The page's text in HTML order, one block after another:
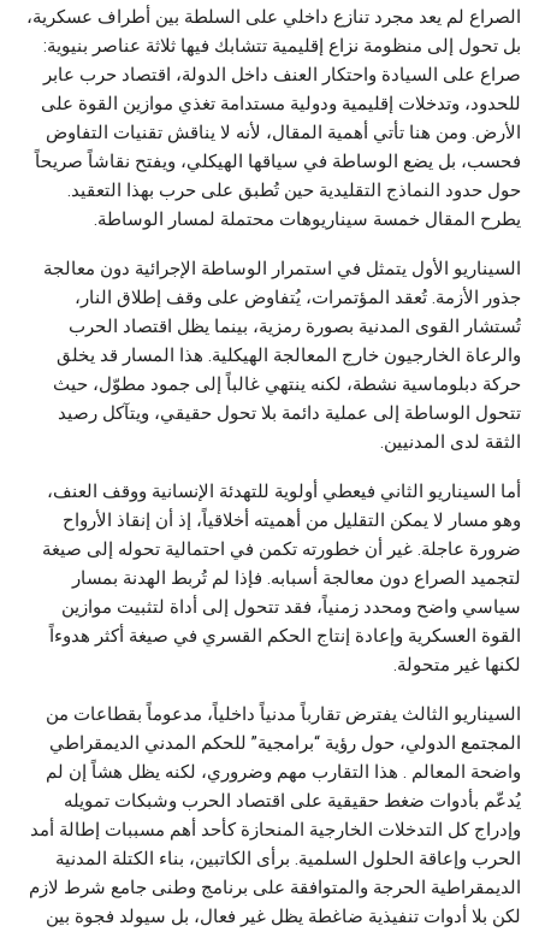
الصراع لم يعد مجرد تنازع داخلي على السلطة بين أطراف عسكرية،
بل تحول إلى منظومة نزاع إقليمية تتشابك فيها ثلاثة عناصر بنيوية:
صراع على السيادة واحتكار العنف داخل الدولة، اقتصاد حرب عابر
للحدود، وتدخلات إقليمية ودولية مستدامة تغذي موازين القوة على
الأرض. ومن هنا تأتي أهمية المقال، لأنه لا يناقش تقنيات التفاوض
فحسب، بل يضع الوساطة في سياقها الهيكلي، ويفتح نقاشاً صريحاً
حول حدود النماذج التقليدية حين تُطبق على حرب بهذا التعقيد.
يطرح المقال خمسة سيناريوهات محتملة لمسار الوساطة.
السيناريو الأول يتمثل في استمرار الوساطة الإجرائية دون معالجة
جذور الأزمة. تُعقد المؤتمرات، يُتفاوض على وقف إطلاق النار،
تُستشار القوى المدنية بصورة رمزية، بينما يظل اقتصاد الحرب
والرعاة الخارجيون خارج المعالجة الهيكلية. هذا المسار قد يخلق
حركة دبلوماسية نشطة، لكنه ينتهي غالباً إلى جمود مطوّل، حيث
تتحول الوساطة إلى عملية دائمة بلا تحول حقيقي، ويتآكل رصيد
الثقة لدى المدنيين.
أما السيناريو الثاني فيعطي أولوية للتهدئة الإنسانية ووقف العنف،
وهو مسار لا يمكن التقليل من أهميته أخلاقياً، إذ أن إنقاذ الأرواح
ضرورة عاجلة. غير أن خطورته تكمن في احتمالية تحوله إلى صيغة
لتجميد الصراع دون معالجة أسبابه. فإذا لم تُربط الهدنة بمسار
سياسي واضح ومحدد زمنياً، فقد تتحول إلى أداة لتثبيت موازين
القوة العسكرية وإعادة إنتاج الحكم القسري في صيغة أكثر هدوءاً
لكنها غير متحولة.
السيناريو الثالث يفترض تقارباً مدنياً داخلياً، مدعوماً بقطاعات من
المجتمع الدولي، حول رؤية “برامجية” للحكم المدني الديمقراطي
واضحة المعالم . هذا التقارب مهم وضروري، لكنه يظل هشاً إن لم
يُدعّم بأدوات ضغط حقيقية على اقتصاد الحرب وشبكات تمويله
وإدراج كل التدخلات الخارجية المنحازة كأحد أهم مسببات إطالة أمد
الحرب وإعاقة الحلول السلمية. برأى الكاتبين، بناء الكتلة المدنية
الديمقراطية الحرجة والمتوافقة على برنامج وطنى جامع شرط لازم
لكن بلا أدوات تنفيذية ضاغطة يظل غير فعال، بل سيولد فجوة بين